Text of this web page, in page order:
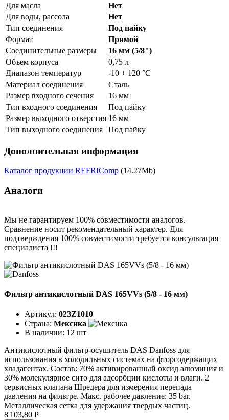
Для масла
Нет
Для воды, рассола
Нет
Тип соединения
Под пайку
Формат
Прямой
Соединительные размеры
16 мм (5/8")
Объем корпуса
0,75 л
Диапазон температур
-10 + 120 °C
Материал соединения
Сталь
Размер входного сечения
16 мм
Тип входного соединения
Под пайку
Размер выходного отверстия 16 мм
Тип выходного соединения
Под пайку
Дополнительная информация
Каталог продукции REFRIComp (14.27Mb)
Аналоги
Мы не гарантируем 100% совместимости аналогов.
Сравнение носит рекомендательный характер. Для
подтверждения 100% совместимости требуется консультация
специалиста !!!
Фильтр антикислотный DAS 165VVs (5/8 - 16 мм)
Артикул: 023Z1010
Страна: Мексика
В наличии: 12 шт
Антикислотный фильтр-осушитель DAS Danfoss для
использования в холодильных системах на фторсодержащих
хладагентах. Состав: 70% активированный оксид алюминия и
30% молекулярное сито для адсорбции кислоты и влаги. 2
сервисных клапана Шредера для измерения перепада
давления на фильтре. Макс. рабочее давление: 35 bar.
Металлическая сетка для удержания твердых частиц.
8'103,80 P